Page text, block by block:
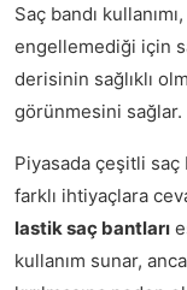
Saç bandı
engellemediği için
derisinin sağlıklı
görünmesini sağlar.
Piyasada çeşitli saç
farklı ihtiyaçlara
lastik saç bantları
kullanım sunar,